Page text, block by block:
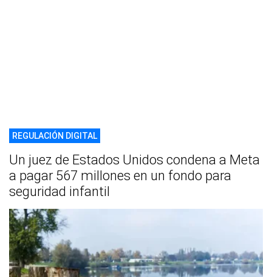
REGULACIÓN DIGITAL
Un juez de Estados Unidos condena a Meta
a pagar 567 millones en un fondo para
seguridad infantil